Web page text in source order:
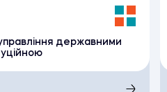
державними